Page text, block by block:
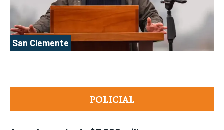
POLICIAL
San Clemente